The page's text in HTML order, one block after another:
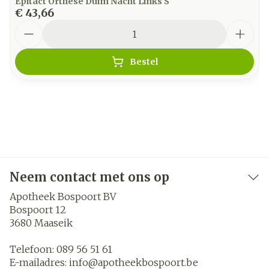
€ 43,66
Bestel
Neem contact met ons op
Apotheek Bospoort BV
Bospoort 12
3680 Maaseik
Telefoon: 089 56 51 61
E-mailadres: info@apotheekbospoort.be